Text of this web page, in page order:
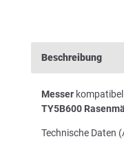
Beschreibung
Messer
TY5B600
Technische Daten